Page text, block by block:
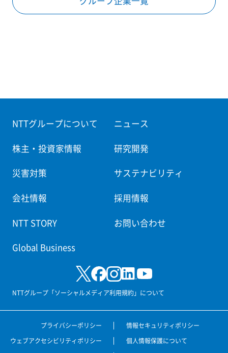
NTTグループについて ニュース
株主・投資家情報 研究開発
災害対策 サステナビリティ
会社情報 採用情報
NTT STORY お問い合わせ
Global Business
NTTグループ「ソーシャルメディア利用規約」について
プライバシーポリシー
情報セキュリティポリシー
ウェブアクセシビリティポリシー
個人情報保護について